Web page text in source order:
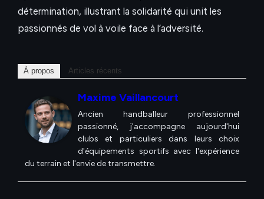
détermination, illustrant la solidarité qui unit les
passionnés de vol à voile face à l’adversité.
À propos Articles récents
Maxime Vaillancourt
Ancien handballeur professionnel
passionné, j'accompagne aujourd'hui
clubs et particuliers dans leurs choix
d'équipements sportifs avec l'expérience
du terrain et l'envie de transmettre.